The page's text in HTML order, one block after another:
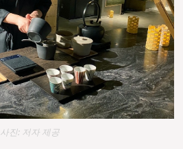
사진: 저자 제공